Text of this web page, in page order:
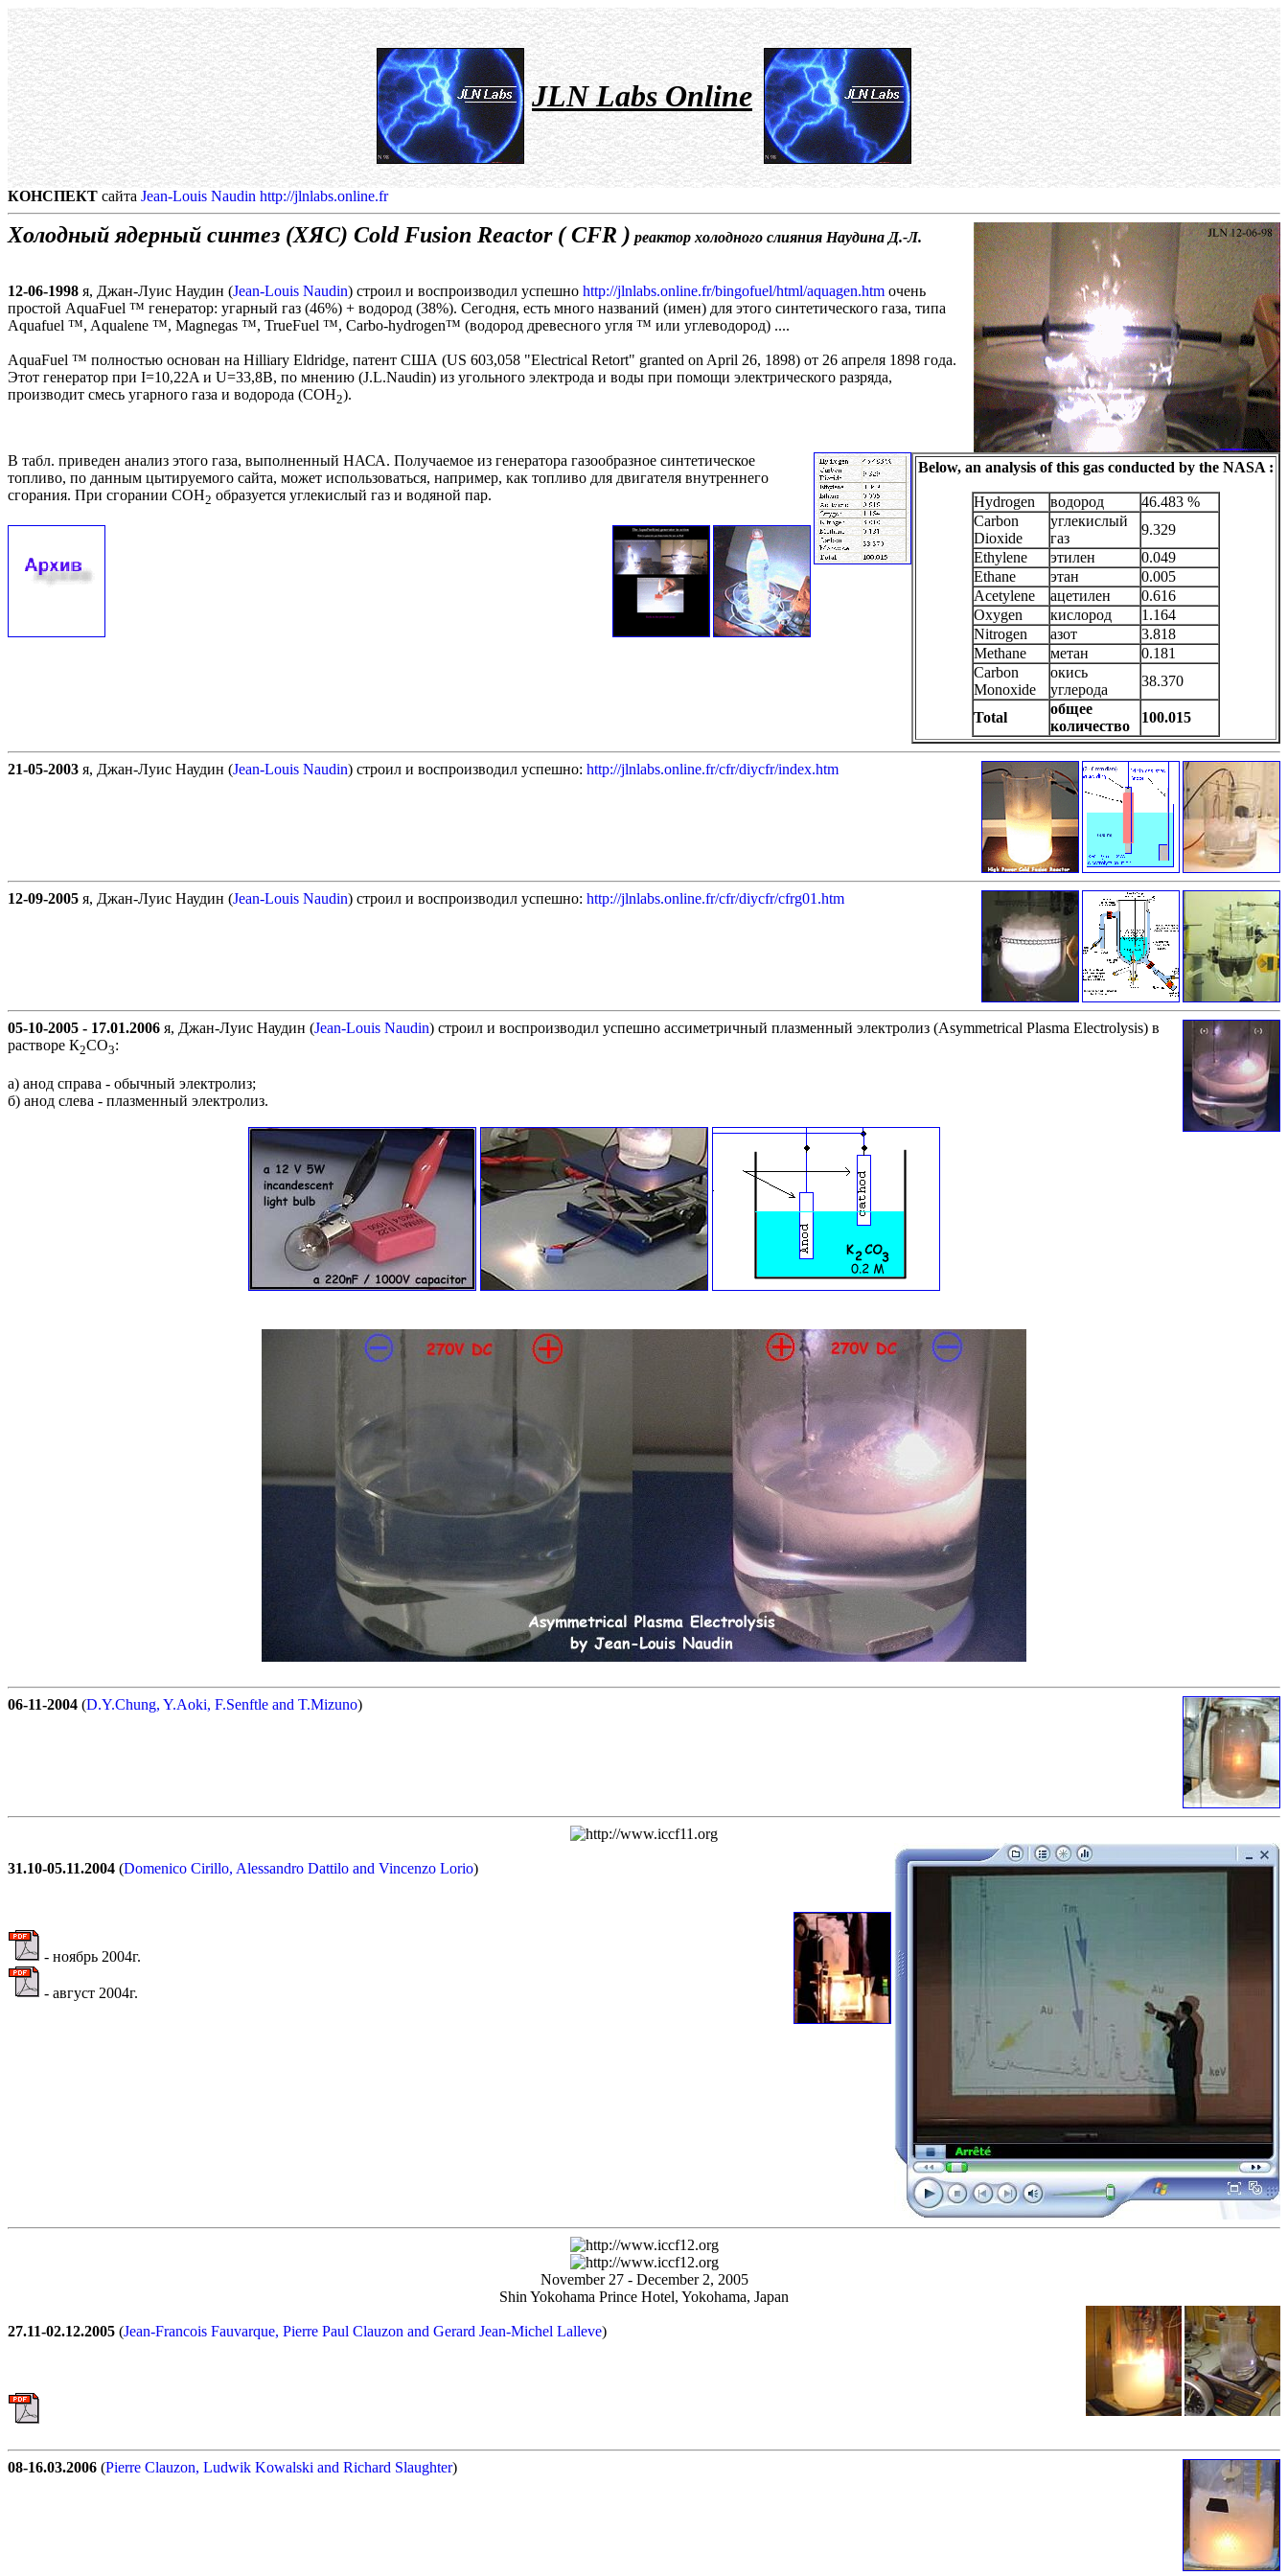
JLN Labs Online
КОНСПЕКТ сайта Jean-Louis Naudin http://jlnlabs.online.fr
Холодный ядерный синтез (ХЯС) Cold Fusion Reactor ( CFR ) реактор холодного слияния Наудина Д.-Л.
12-06-1998 я, Джан-Луис Наудин (Jean-Louis Naudin) строил и воспроизводил успешно http://jlnlabs.online.fr/bingofuel/html/aquagen.htm очень
простой AquaFuel ™ генератор: угарный газ (46%) + водород (38%). Сегодня, есть много названий (имен) для этого синтетического газа, типа
Aquafuel ™, Aqualene ™, Magnegas ™, TrueFuel ™, Carbo-hydrogen™ (водород древесного угля ™ или углеводород) ....
AquaFuel ™ полностью основан на Hilliary Eldridge, патент США (US 603,058 "Electrical Retort" granted on April 26, 1898) от 26 апреля 1898 года.
Этот генератор при I=10,22A и U=33,8В, по мнению (J.L.Naudin) из угольного электрода и воды при помощи электрического разряда,
производит смесь угарного газа и водорода (COH2).
Below, an analysis of this gas conducted by the NASA :
Hydrogen водород
46.483 %
Carbon
Dioxide
углекислый
газ
9.329
Ethylene
этилен
0.049
Ethane
этан
0.005
Acetylene
ацетилен
0.616
Oxygen
кислород
1.164
Nitrogen
азот
3.818
Methane
метан
0.181
Carbon
Monoxide
окись
углерода
38.370
Total
общее
количество
100.015
В табл. приведен анализ этого газа, выполненный НАСА. Получаемое из генератора газообразное синтетическое
топливо, по данным цытируемого сайта, может использоваться, например, как топливо для двигателя внутреннего
сгорания. При сгорании COH2 образуется углекислый газ и водяной пар.
21-05-2003 я, Джан-Луис Наудин (Jean-Louis Naudin) строил и воспроизводил успешно: http://jlnlabs.online.fr/cfr/diycfr/index.htm
12-09-2005 я, Джан-Луис Наудин (Jean-Louis Naudin) строил и воспроизводил успешно: http://jlnlabs.online.fr/cfr/diycfr/cfrg01.htm
05-10-2005 - 17.01.2006 я, Джан-Луис Наудин (Jean-Louis Naudin) строил и воспроизводил успешно ассиметричный плазменный электролиз (Asymmetrical Plasma Electrolysis) в
растворе К2СО3:
а) анод справа - обычный электролиз;
б) анод слева - плазменный электролиз.
06-11-2004 (D.Y.Chung, Y.Aoki, F.Senftle and T.Mizuno)
31.10-05.11.2004 (Domenico Cirillo, Alessandro Dattilo and Vincenzo Lorio)
- ноябрь 2004г.
- август 2004г.
November 27 - December 2, 2005
Shin Yokohama Prince Hotel, Yokohama, Japan
27.11-02.12.2005 (Jean-Francois Fauvarque, Pierre Paul Clauzon and Gerard Jean-Michel Lalleve)
08-16.03.2006 (Pierre Clauzon, Ludwik Kowalski and Richard Slaughter)